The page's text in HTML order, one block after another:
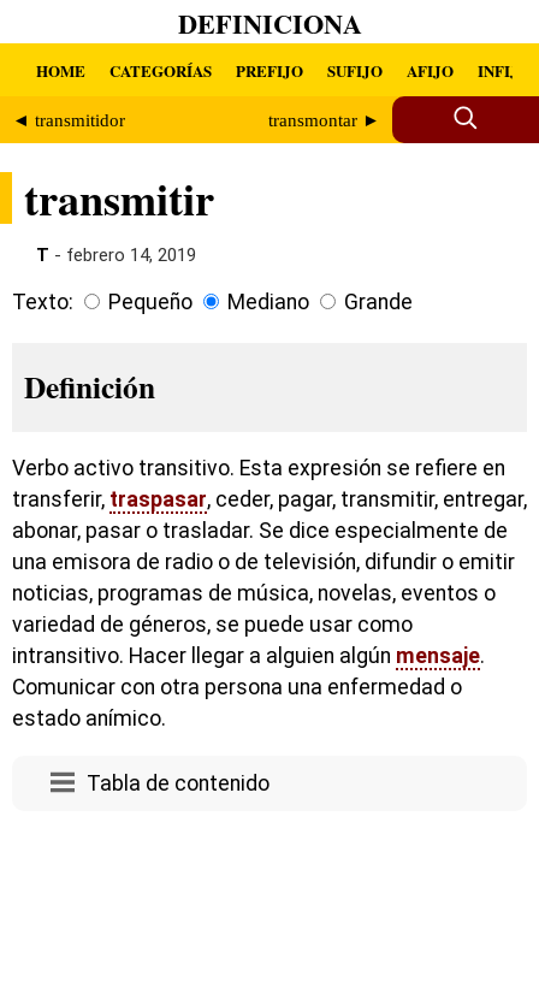
DEFINICIONA
HOME CATEGORÍAS PREFIJO SUFIJO AFIJO INFIJO
◄ transmitidor transmontar ►
transmitir
T - febrero 14, 2019
Texto: Pequeño Mediano Grande
Definición
Verbo activo transitivo. Esta expresión se refiere en
transferir, traspasar, ceder, pagar, transmitir, entregar,
abonar, pasar o trasladar. Se dice especialmente de
una emisora de radio o de televisión, difundir o emitir
noticias, programas de música, novelas, eventos o
variedad de géneros, se puede usar como
intransitivo. Hacer llegar a alguien algún mensaje.
Comunicar con otra persona una enfermedad o
estado anímico.
Tabla de contenido